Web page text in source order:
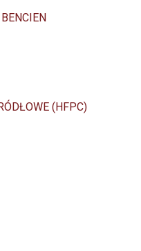
(HFPC)